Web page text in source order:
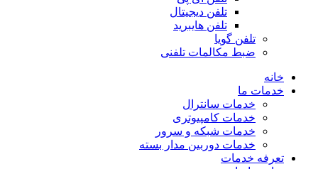
تلفن دیجیتال
تلفن هایبرید
تلفن گویا
ضبط مکالمات تلفنی
خانه
خدمات ما
خدمات سانترال
خدمات کامپیوتری
خدمات شبکه و سرور
خدمات دوربین مدار بسته
تعرفه خدمات